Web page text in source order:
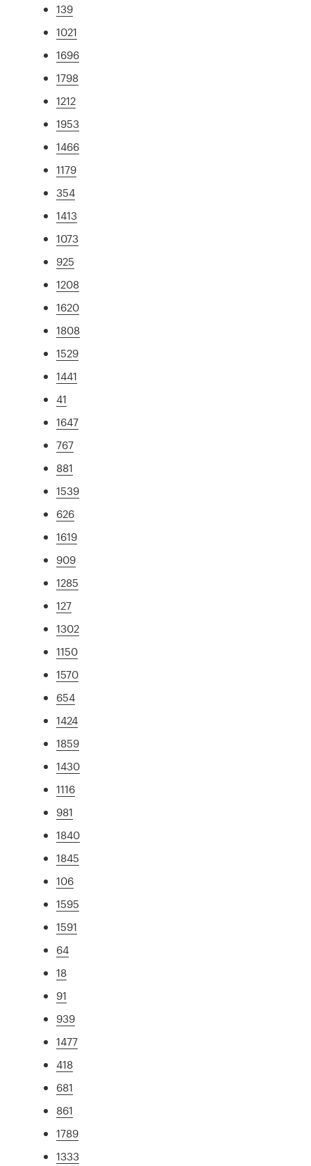
139
1021
1696
1798
1212
1953
1466
1179
354
1413
1073
925
1208
1620
1808
1529
1441
41
1647
767
881
1539
626
1619
909
1285
127
1302
1150
1570
654
1424
1859
1430
1116
981
1840
1845
106
1595
1591
64
18
91
939
1477
418
681
861
1789
1333